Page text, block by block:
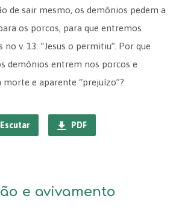
de sair mesmo, os demônios pedem a
os porcos, para que entremos
no v. 13: “Jesus o permitiu”. Por que
demônios entrem nos porcos e
morte e aparente “prejuízo”?
Escutar PDF
e avivamento